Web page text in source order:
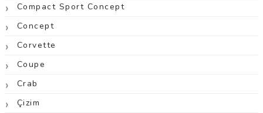
Compact Sport Concept
Concept
Corvette
Coupe
Crab
Çizim